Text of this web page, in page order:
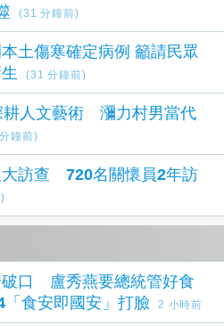
(31 分鐘前)
土傷寒確定病例 籲請民眾
(31 分鐘前)
耕人文藝術 瀰力村男當代
鐘前)
大訪查 720名關懷員2年訪
破口 盧秀燕要總統管好食
食安即國安」打臉
2 小時前